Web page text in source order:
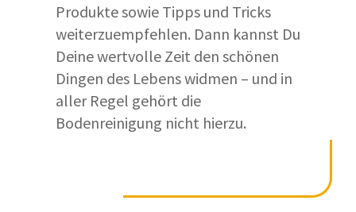
Produkte sowie Tipps und Tricks
weiterzuempfehlen. Dann kannst Du
Deine wertvolle Zeit den schönen
Dingen des Lebens widmen – und in
aller Regel gehört die
Bodenreinigung nicht hierzu.